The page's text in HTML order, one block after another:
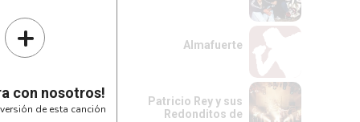
+
con nosotros!
de esta canción
Almafuerte
Patricio Rey y sus
Redonditos de